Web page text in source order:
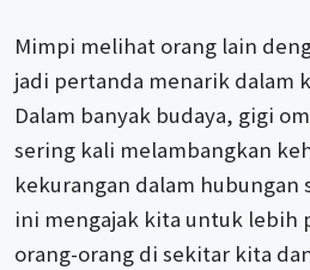
Mimpi melihat orang lain
jadi pertanda menarik dalam
Dalam banyak budaya, gigi
sering kali melambangkan
kekurangan dalam hubungan
ini mengajak kita untuk lebih
orang-orang di sekitar kita